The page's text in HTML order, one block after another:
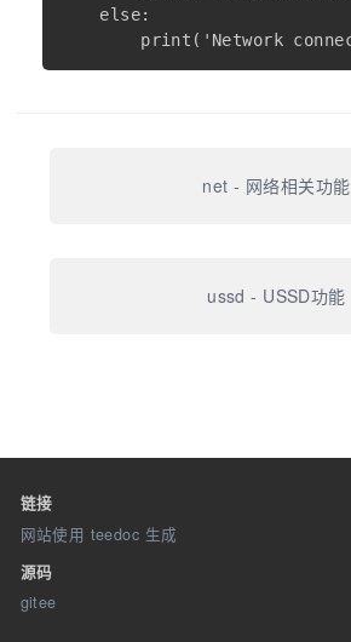
    else:
net - 网络相关功能
ussd - USSD功能
链接
网站使用 teedoc 生成
源码
gitee